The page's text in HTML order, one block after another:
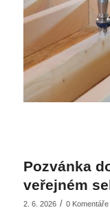
Pozvánka
veřejném
2. 6. 2026 / 0 Komentáře